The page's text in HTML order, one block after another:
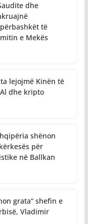
dhe
të
e Mekës
lejojmë Kinën të
dhe kripto
shënon
për
në Ballkan
grata” shefin e
Vladimir